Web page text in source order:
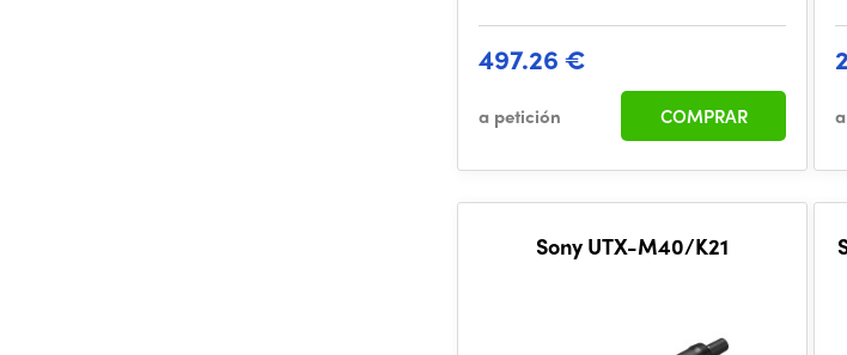
497.26 €
a petición COMPRAR
Sony UTX-M40/K21